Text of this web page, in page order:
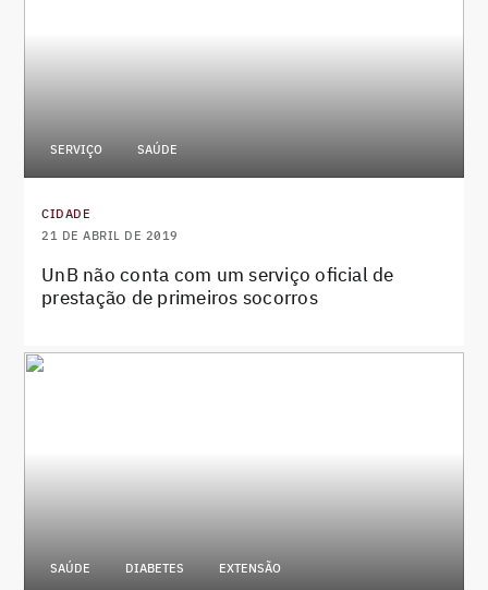
SERVIÇO SAÚDE
CIDADE
21 DE ABRIL DE 2019
UnB não conta com um serviço oficial de
prestação de primeiros socorros
SAÚDE DIABETES EXTENSÃO